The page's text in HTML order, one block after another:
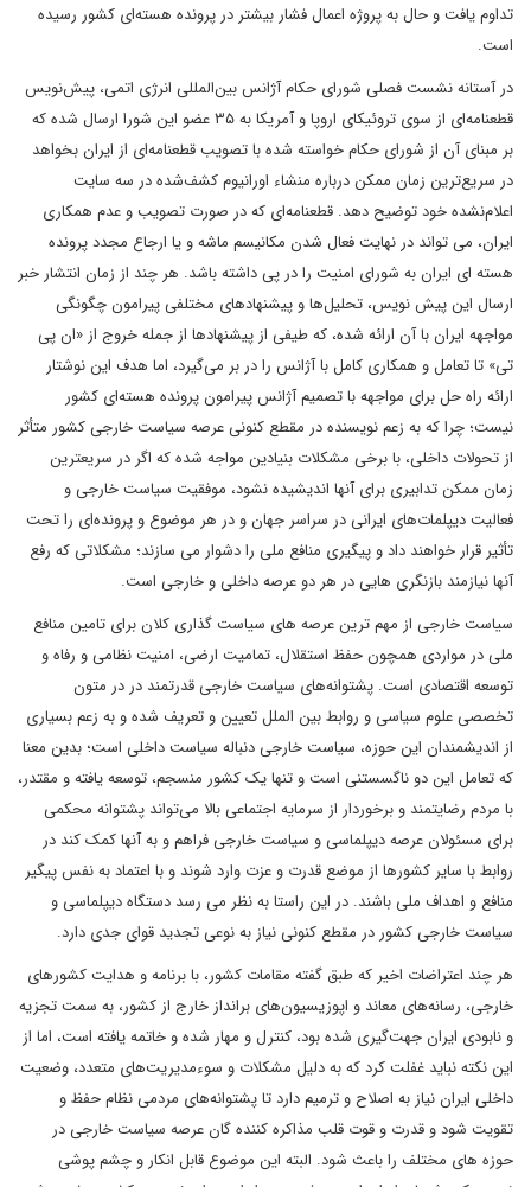
تداوم یافت و حال به پروژه اعمال فشار بیشتر در پرونده هسته‌ای کشور رسیده
است.
در آستانه نشست فصلی‌ شورای حکام آژانس بین‌المللی انرژی اتمی، پیش‌نویس
قطعنامه‌ای از سوی تروئیکای اروپا و آمریکا به ۳۵ عضو این شورا ارسال شده که
بر مبنای آن از شورای حکام خواسته‌ شده با تصویب قطعنامه‌ای از ایران بخواهد
در سریع‌ترین زمان ممکن درباره منشاء اورانیوم کشف‌شده در سه سایت
اعلام‌نشده خود توضیح دهد. قطعنامه‌ای که در صورت تصویب و عدم همکاری
ایران، می تواند در نهایت فعال شدن مکانیسم ماشه و یا ارجاع مجدد پرونده
هسته ای ایران به شورای امنیت را در پی داشته باشد. هر چند از زمان انتشار خبر
ارسال این پیش نویس، تحلیل‌ها و پیشنهادهای مختلفی پیرامون چگونگی
مواجهه ایران با آن ارائه شده، که طیفی از پیشنهادها از جمله خروج از «ان پی
تی» تا تعامل و همکاری کامل با آژانس را در بر می‌گیرد، اما هدف این نوشتار
ارائه راه حل برای مواجهه با تصمیم آژانس پیرامون پرونده هسته‌ای کشور
نیست؛ چرا که به زعم نویسنده در مقطع کنونی عرصه سیاست خارجی کشور متأثر
از تحولات داخلی، با برخی مشکلات بنیادین مواجه شده که اگر در سریعترین
زمان ممکن تدابیری برای آنها اندیشیده نشود، موفقیت سیاست خارجی و
فعالیت دیپلمات‌های ایرانی در سراسر جهان و در هر موضوع و پرونده‌ای را تحت
تأثیر قرار خواهند داد و پیگیری منافع ملی را دشوار می سازند؛ مشکلاتی که رفع
آنها نیازمند بازنگری هایی در هر دو عرصه داخلی و خارجی است.
سیاست خارجی از مهم ترین عرصه های سیاست گذاری کلان برای تامین منافع
ملی در مواردی همچون حفظ استقلال، تمامیت ارضی، امنیت نظامی و رفاه و
توسعه اقتصادی است. پشتوانه‌های سیاست خارجی قدرتمند در در متون
تخصصی علوم سیاسی و روابط بین الملل تعیین و تعریف شده و به زعم بسیاری
از اندیشمندان این حوزه، سیاست خارجی دنباله سیاست داخلی است؛ بدین معنا
که تعامل این دو ناگسستنی است و تنها یک کشور منسجم، توسعه یافته و مقتدر،
با مردم رضایتمند و برخوردار از سرمایه اجتماعی بالا می‌تواند پشتوانه محکمی
برای مسئولان عرصه دیپلماسی و سیاست خارجی فراهم و به آنها کمک کند در
روابط با سایر کشورها از موضع قدرت و عزت وارد شوند و با اعتماد به نفس پیگیر
منافع و اهداف ملی باشند. در این راستا به نظر می رسد دستگاه دیپلماسی و
سیاست خارجی کشور در مقطع کنونی نیاز به نوعی تجدید قوای جدی دارد.
هر چند اعتراضات اخیر که طبق گفته مقامات کشور، با برنامه و هدایت کشورهای
خارجی، رسانه‌های معاند و اپوزیسیون‌های برانداز خارج از کشور، به سمت تجزیه
و نابودی ایران جهت‌گیری شده بود، کنترل و مهار شده و خاتمه یافته است، اما از
این نکته نباید غفلت کرد که به دلیل مشکلات و سوءمدیریت‌های متعدد، وضعیت
داخلی ایران نیاز به اصلاح و ترمیم دارد تا پشتوانه‌های مردمی نظام حفظ و
تقویت شود و قدرت و قوت قلب مذاکره کننده گان عرصه سیاست خارجی در
حوزه های مختلف را باعث شود. البته این موضوع قابل انکار و چشم پوشی